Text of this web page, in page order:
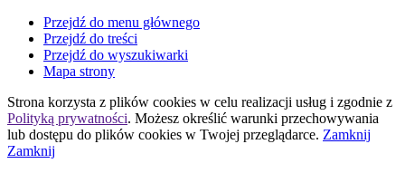
Przejdź do menu głównego
Przejdź do treści
Przejdź do wyszukiwarki
Mapa strony
Strona korzysta z plików cookies w celu realizacji usług i zgodnie z
Polityką prywatności. Możesz określić warunki przechowywania
lub dostępu do plików cookies w Twojej przeglądarce. Zamknij
Zamknij